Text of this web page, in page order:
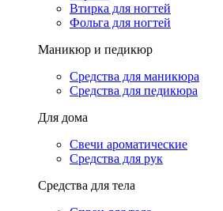
Втирка для ногтей
Фольга для ногтей
Маникюр и педикюр
Средства для маникюра
Средства для педикюра
Для дома
Свечи ароматические
Средства для рук
Средства для тела